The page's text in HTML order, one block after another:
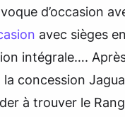
d’occasion
avec sièges
intégrale….
concession
à trouver le